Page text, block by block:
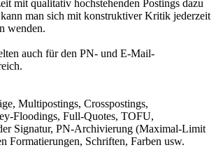
mit qualitativ hochstehenden Postings dazu
man sich mit konstruktiver Kritik jederzeit
wenden.
auch für den PN- und E-Mail-
Multipostings, Crosspostings,
Floodings, Full-Quotes, TOFU,
Signatur, PN-Archivierung (Maximal-Limit
Formatierungen, Schriften, Farben usw.